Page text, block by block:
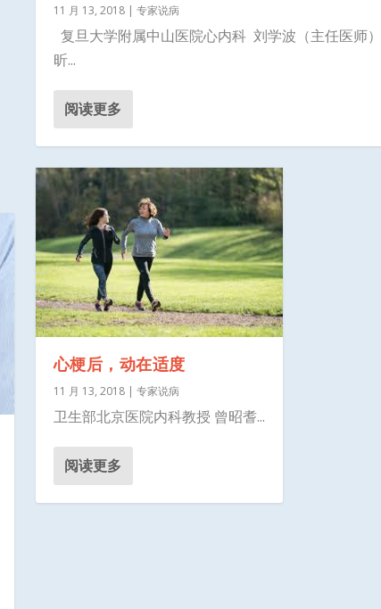
11 月 13, 2018| 专家说病
复旦大学附属中山医院心内科 刘学波（主任医师
昕...
阅读更多
心梗后，动在适度
11 月 13, 2018| 专家说病
卫生部北京医院内科教授 曾昭耆...
阅读更多